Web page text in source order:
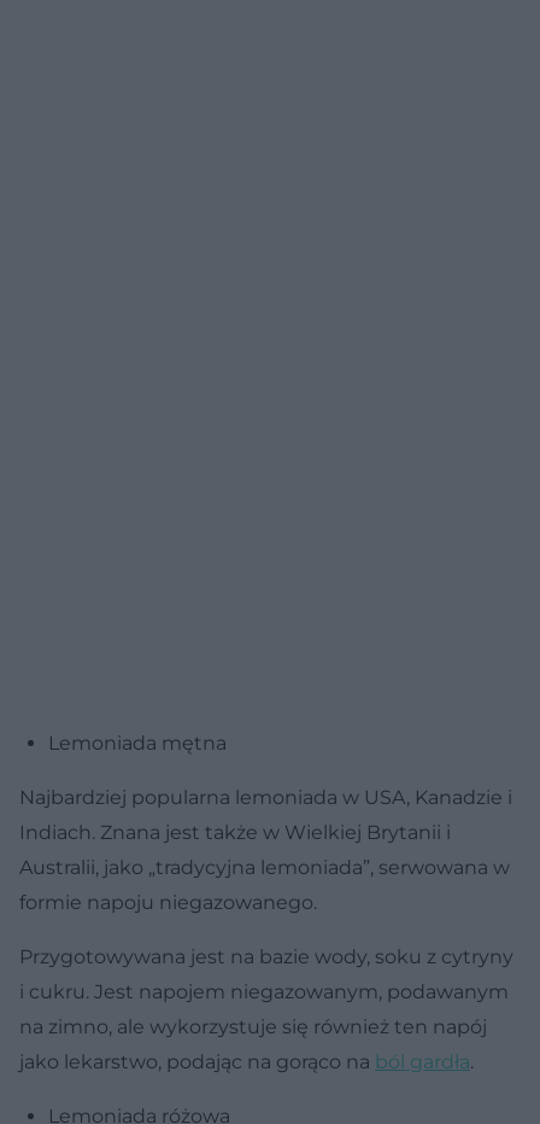
Lemoniada mętna
Najbardziej popularna lemoniada w USA, Kanadzie i
Indiach. Znana jest także w Wielkiej Brytanii i
Australii, jako „tradycyjna lemoniada”, serwowana w
formie napoju niegazowanego.
Przygotowywana jest na bazie wody, soku z cytryny
i cukru. Jest napojem niegazowanym, podawanym
na zimno, ale wykorzystuje się również ten napój
jako lekarstwo, podając na gorąco na ból gardła.
Lemoniada różowa